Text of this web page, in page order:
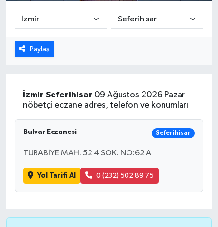
Paylaş
İzmir Seferihisar 09 Ağustos 2026 Pazar
nöbetçi eczane adres, telefon ve konumları
Bulvar Eczanesi Seferihisar
TURABİYE MAH. 52 4 SOK. NO:62 A
Yol Tarifi Al 0 (232) 502 89 75
DÜNYA
EGE
EKOLOJİ VE ÇEVRE
GENEL
GÜNDEM
HABERDE İNSAN
KÜLTÜR SANAT